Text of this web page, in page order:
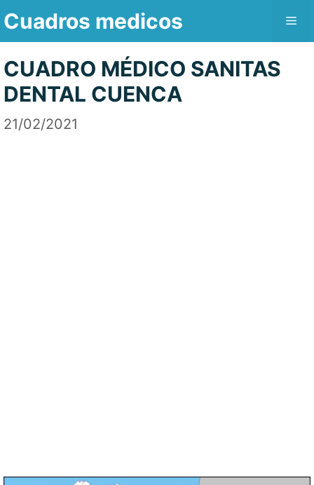
Saltar
contenido
Cuadros medicos
CUADRO MÉDICO SANITAS
DENTAL CUENCA
21/02/2021